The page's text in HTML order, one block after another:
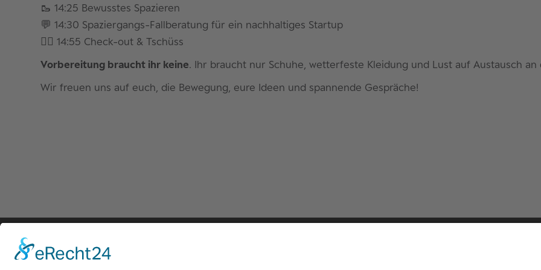
🥾 14:25 Bewusstes Spazieren
💬 14:30 Spaziergangs-Fallberatung für ein nachhaltiges Startup
✌🏽 14:55 Check-out & Tschüss
Vorbereitung braucht ihr keine. Ihr braucht nur Schuhe, wetterfeste Kleidung und Lust auf Austausch
Wir freuen uns auf euch, die Bewegung, eure Ideen und spannende Gespräche!